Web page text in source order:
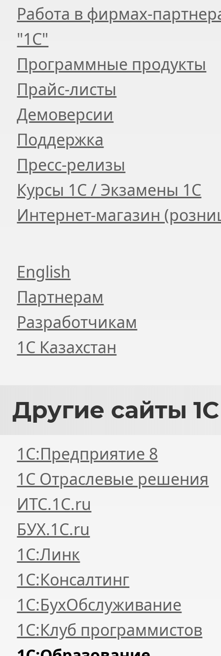
Работа в фирмах-
"1С"
Программные продукты
Прайс-листы
Демоверсии
Поддержка
Пресс-релизы
Курсы 1С / Экзамены 1С
Интернет-магазин
English
Партнерам
Разработчикам
1С Казахстан
Другие сайты 1С
1С:Предприятие 8
1С Отраслевые решения
ИТС.1C.ru
БУХ.1С.ru
1С:Линк
1С:Консалтинг
1С:БухОбслуживание
1С:Клуб программистов